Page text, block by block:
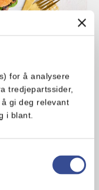
for å analysere
tredjepartssider,
gi deg relevant
i blant.
passer like